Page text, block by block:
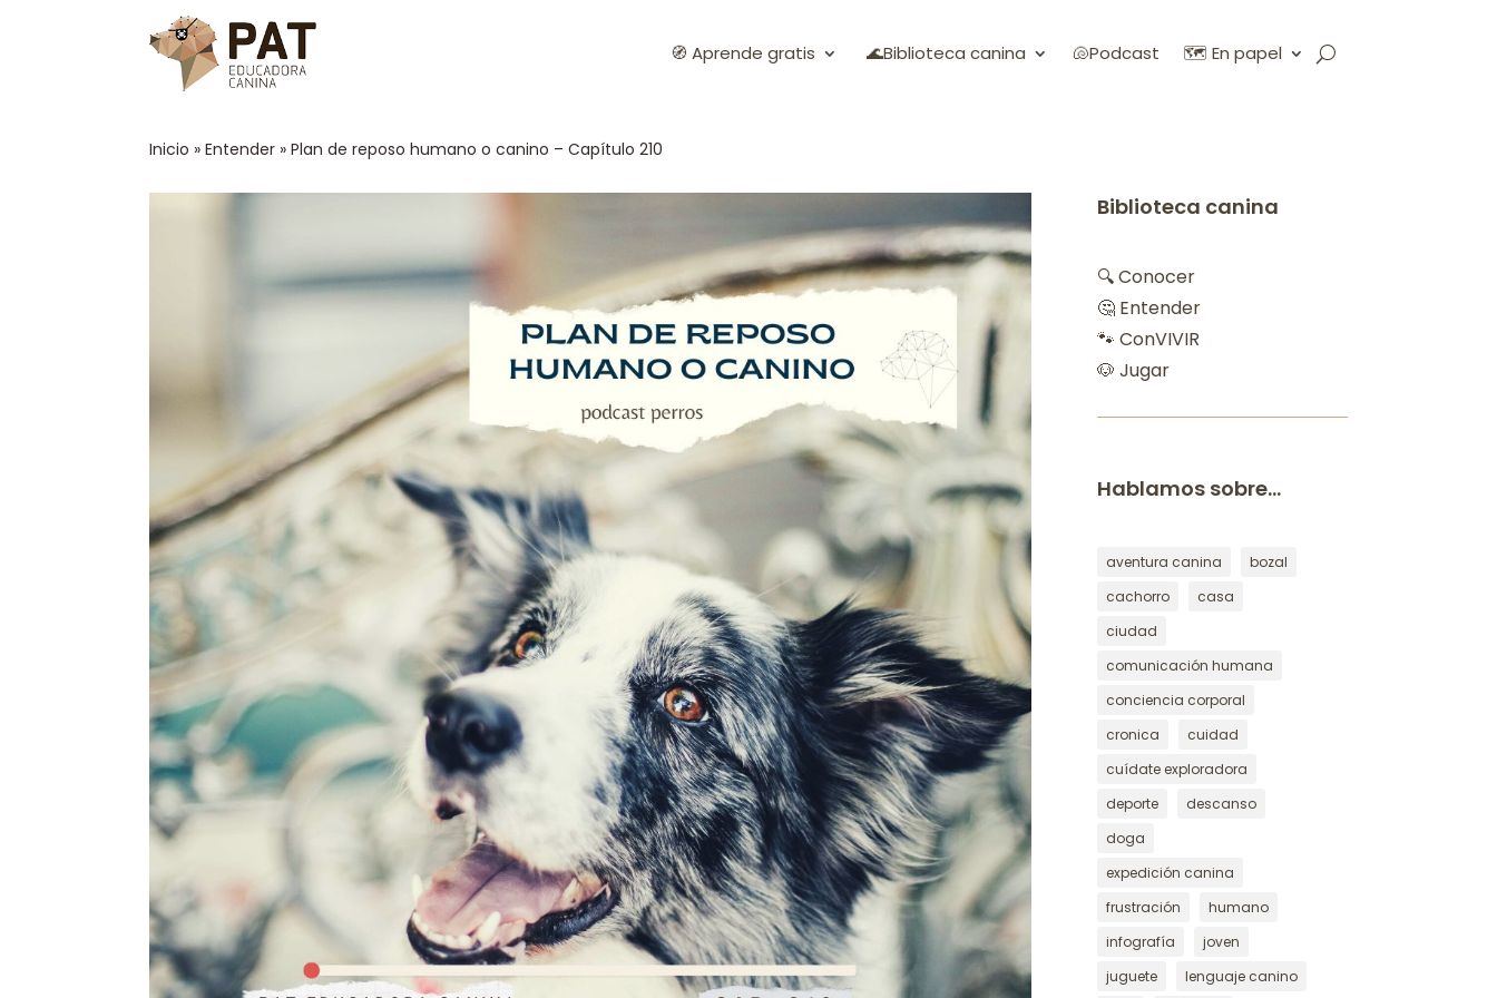
🧭 Aprende gratis 🌊Biblioteca canina 🐚Podcast 🗺️ En papel
Inicio »Entender »Plan de reposo humano o canino – Capítulo 210
Biblioteca canina
🔍 Conocer
🤔 Entender
🐾 ConVIVIR
🐶 Jugar
Hablamos sobre…
aventura canina
bozal
cachorro
casa
ciudad
comunicación humana
conciencia corporal
cronica
cuidad
cuídate exploradora
deporte
descanso
doga
expedición canina
frustración
humano
infografía
joven
juguete
lenguaje canino